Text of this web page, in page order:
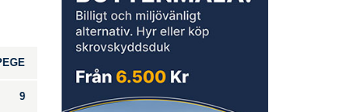
9